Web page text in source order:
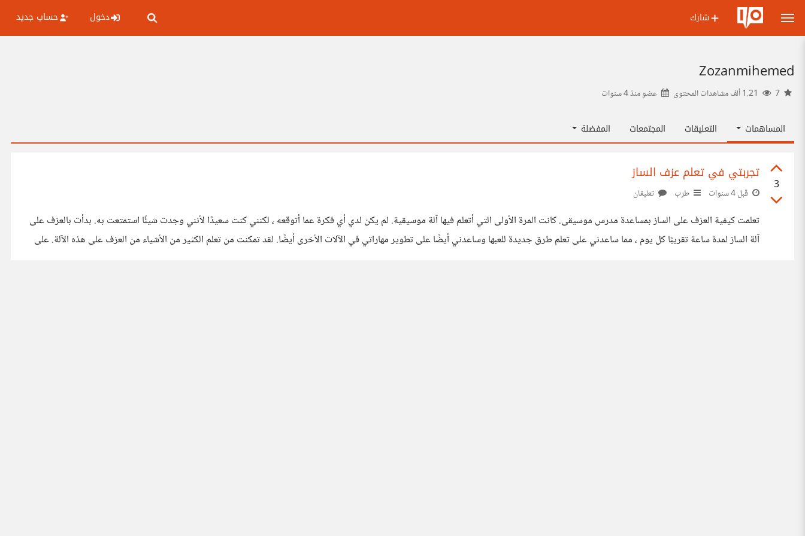
شارك دخول حساب جديد
Zozanmihemed
عضو منذ4 سنوات
المساهمات التعليقات المجتمعات المفضلة
3
تجربتي في تعلم عزف الساز
قبل 4 سنوات طرب تعليقان
تعلمت كيفية العزف على الساز بمساعدة مدرس موسيقى. كانت المرة الأولى التي أتعلم فيها آلة موسيقية. لم يكن لدي أي فكرة عما أتوقعه ، لكنني كنت سعيدًا لأنني وجدت شيئًا استمتعت به. بدأت بالعزف على
آلة الساز لمدة ساعة تقريبًا كل يوم ، مما ساعدني على تعلم طرق جديدة للعبها وساعدني أيضًا على تطوير مهاراتي في الآلات الأخرى أيضًا. لقد تمكنت من تعلم الكثير من الأشياء من العزف على هذه الآلة. على